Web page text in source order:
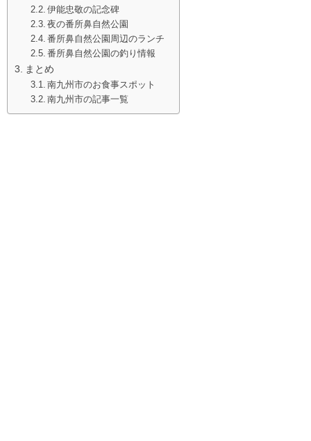
伊能忠敬の記念碑
夜の番所鼻自然公園
番所鼻自然公園周辺のランチ
番所鼻自然公園の釣り情報
まとめ
南九州市のお食事スポット
南九州市の記事一覧